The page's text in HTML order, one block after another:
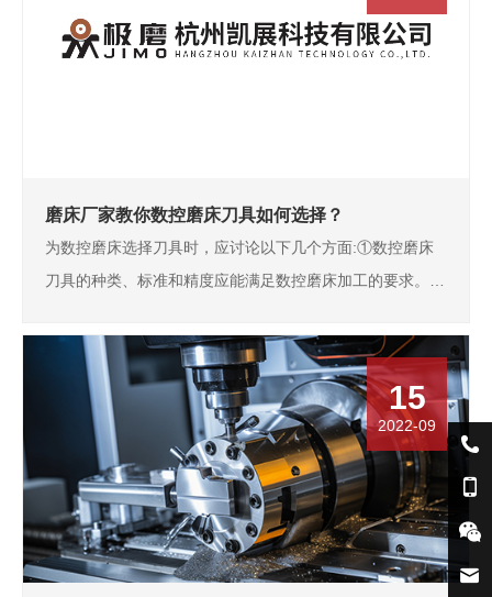
磨床厂家教你数控磨床刀具如何选择？
为数控磨床选择刀具时，应讨论以下几个方面:①数控磨床
刀具的种类、标准和精度应能满足数控磨床加工的要求。②
磨床刀具必须具有高精度。③可靠性高。为了保证数控磨床
数控加工中不会出现刀具突然损坏和潜在缺陷，要…15
2022-09

电
话

手
机

微
信
